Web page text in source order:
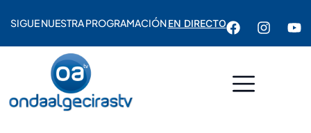
SIGUE NUESTRA PROGRAMACIÓNEN DIRECTO